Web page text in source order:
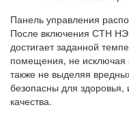
Панель управления
После включения СТН
достигает заданной
помещения, не исключая
также не выделяя
безопасны для
качества.